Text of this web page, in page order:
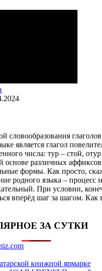
словообразования
является глагол
числа: тур – стой,
основе различных
формы. Как просто,
родного языка – процесс
При условии,
вперёд шаг за шагом.
ЗА СУТКИ
книжной ярмарке